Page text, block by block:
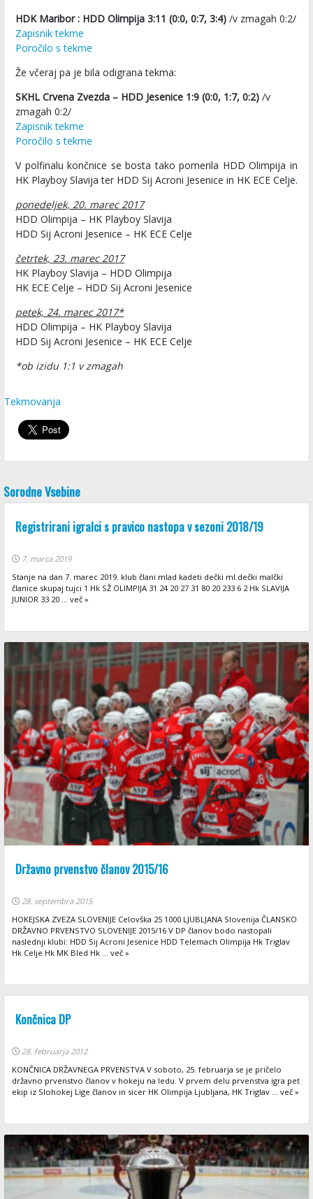
HDK Maribor : HDD Olimpija 3:11 (0:0, 0:7, 3:4) /v zmagah 0:2/
Zapisnik tekme
Poročilo s tekme
Že včeraj pa je bila odigrana tekma:
SKHL Crvena Zvezda – HDD Jesenice 1:9 (0:0, 1:7, 0:2) /v
zmagah 0:2/
Zapisnik tekme
Poročilo s tekme
V polfinalu končnice se bosta tako pomerila HDD Olimpija in
HK Playboy Slavija ter HDD Sij Acroni Jesenice in HK ECE Celje.
ponedeljek, 20. marec 2017
HDD Olimpija – HK Playboy Slavija
HDD Sij Acroni Jesenice – HK ECE Celje
četrtek, 23. marec 2017
HK Playboy Slavija – HDD Olimpija
HK ECE Celje – HDD Sij Acroni Jesenice
petek, 24. marec 2017*
HDD Olimpija – HK Playboy Slavija
HDD Sij Acroni Jesenice – HK ECE Celje
*ob izidu 1:1 v zmagah
Tekmovanja
Sorodne Vsebine
Registrirani igralci s pravico nastopa v sezoni 2018/19
7. marca 2019
Stanje na dan 7. marec 2019. klub člani mlad kadeti dečki ml.dečki malčki
članice skupaj tujci 1 Hk SŽ OLIMPIJA 31 24 20 27 31 80 20 233 6 2 Hk SLAVIJA
JUNIOR 33 20 ... več »
Državno prvenstvo članov 2015/16
28. septembra 2015
HOKEJSKA ZVEZA SLOVENIJE Celovška 25 1000 LJUBLJANA Slovenija ČLANSKO
DRŽAVNO PRVENSTVO SLOVENIJE 2015/16 V DP članov bodo nastopali
naslednji klubi: HDD Sij Acroni Jesenice HDD Telemach Olimpija Hk Triglav
Hk Celje Hk MK Bled Hk ... več »
Končnica DP
28. februarja 2012
KONČNICA DRŽAVNEGA PRVENSTVA V soboto, 25. februarja se je pričelo
državno prvenstvo članov v hokeju na ledu. V prvem delu prvenstva igra pet
ekip iz Slohokej Lige članov in sicer HK Olimpija Ljubljana, HK Triglav ... več »